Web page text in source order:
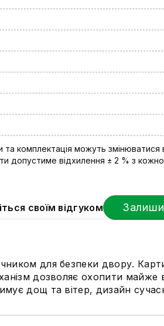
та комплектація можуть
допустиме відхилення ± 2 % з
своїм відгуком
для безпеки двору.
дозволяє охопити майже
дощ та вітер, дизайн